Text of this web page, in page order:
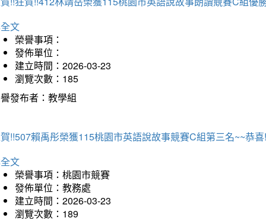
文
榮譽事項：
發佈單位：
建立時間：2026-03-23
瀏覽次數：185
發布者：教學組
!!507賴禹彤榮獲115桃園市英語說故事競賽C組第三名~~恭喜
文
榮譽事項：桃園市競賽
發佈單位：教務處
建立時間：2026-03-23
瀏覽次數：189